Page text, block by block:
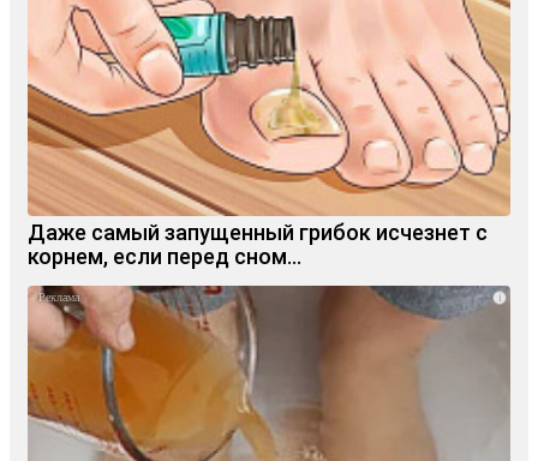
Даже самый запущенный грибок исчезнет с
корнем, если перед сном…
i